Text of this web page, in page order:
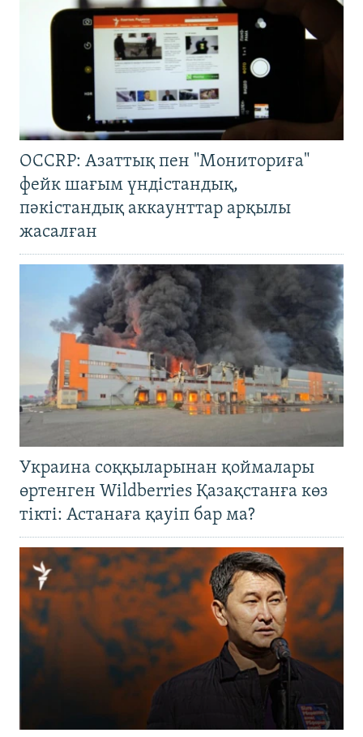
OCCRP: Азаттық пен "Мониториға"
фейк шағым үндістандық,
пәкістандық аккаунттар арқылы
жасалған
Украина соққыларынан қоймалары
өртенген Wildberries Қазақстанға көз
тікті: Астанаға қауіп бар ма?